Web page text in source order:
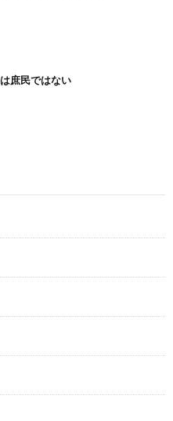
庶民ではない